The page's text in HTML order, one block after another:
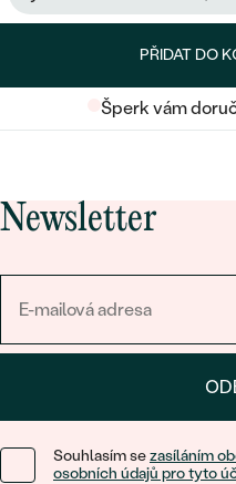
PŘIDAT DO
Šperk vám
Newsletter
Souhlasím sezasíláním
osobních údajů pro tyto